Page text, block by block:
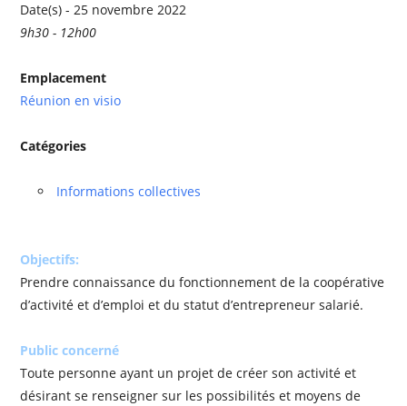
Date(s) - 25 novembre 2022
9h30 - 12h00
Emplacement
Réunion en visio
Catégories
Informations collectives
Objectifs:
Prendre connaissance du fonctionnement de la coopérative
d’activité et d’emploi et du statut d’entrepreneur salarié.
Public concerné
Toute personne ayant un projet de créer son activité et
désirant se renseigner sur les possibilités et moyens de